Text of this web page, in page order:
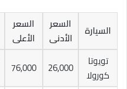
السيارة
السعر
الأدنى
السعر
الأعلى
تويوتا
كورولا
26,000
76,000